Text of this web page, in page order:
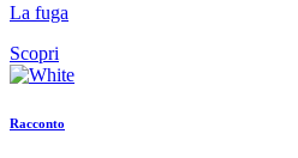
La fuga
Scopri
Racconto